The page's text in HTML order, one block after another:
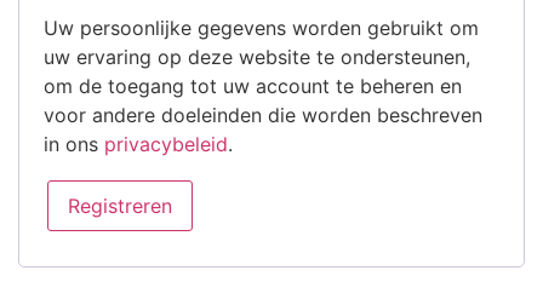
Uw persoonlijke gegevens worden gebruikt om
uw ervaring op deze website te ondersteunen,
om de toegang tot uw account te beheren en
voor andere doeleinden die worden beschreven
in ons privacybeleid.
Registreren